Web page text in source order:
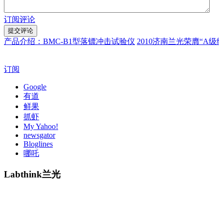
订阅评论
产品介绍：BMC-B1型落镖冲击试验仪 2010济南兰光荣膺“A
订阅
Google
有道
鲜果
抓虾
My Yahoo!
newsgator
Bloglines
哪吒
Labthink兰光